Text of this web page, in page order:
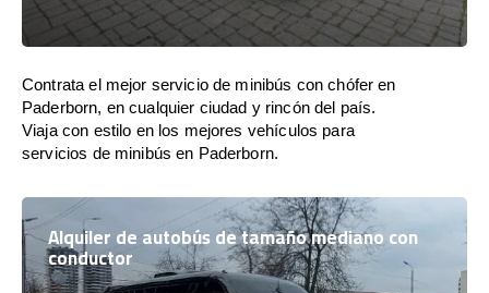
Contrata el mejor servicio de minibús con chófer en
Paderborn, en cualquier ciudad y rincón del país.
Viaja con estilo en los mejores vehículos para
servicios de minibús en Paderborn.
Alquiler de autobús de tamaño mediano con
conductor